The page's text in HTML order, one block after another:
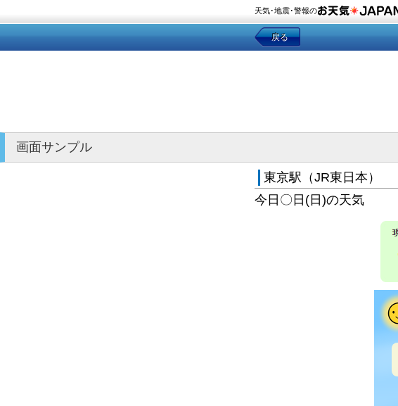
天気･地震･警報の
戻る
画面サンプル
東京駅（JR東日本）
今日〇日(日)の天気